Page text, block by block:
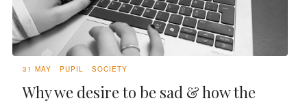
31 MAY PUPIL SOCIETY
Why we desire to be sad & how the